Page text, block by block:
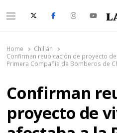
Menu
Home
Chillán
Confirman reubicación de proyecto
Primera Compañía de Bomberos de
Confirman
proyecto de